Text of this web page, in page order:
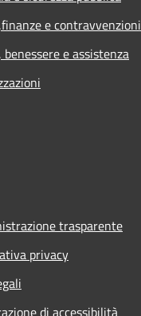
e contravvenzioni
e assistenza
trasparente
privacy
di accessibilità